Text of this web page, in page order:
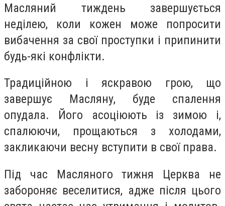
Масляний тиждень завершується
неділею, коли кожен може попросити
вибачення за свої проступки і припинити
будь-які конфлікти.
Традиційною і яскравою грою, що
завершує Масляну, буде спалення
опудала. Його асоціюють із зимою і,
спалюючи, прощаються з холодами,
закликаючи весну вступити в свої права.
Під час Масляного тижня Церква не
забороняє веселитися, адже після цього